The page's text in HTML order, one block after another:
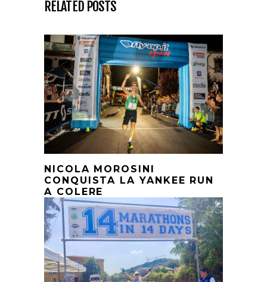
RELATED POSTS
NICOLA MOROSINI
CONQUISTA LA YANKEE RUN
A COLERE